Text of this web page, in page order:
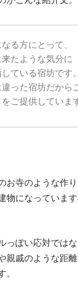
る方にとって、
たような気分に
ている宿坊です。
った宿坊だから
ご提供していま
お寺のような作
物になっていま
っぽい応対では
親戚のような距